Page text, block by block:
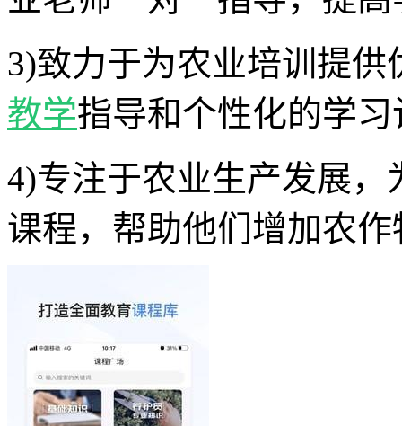
3)致力于为农业培训提
教学指导和个性化的学习
4)专注于农业生产发展
课程，帮助他们增加农